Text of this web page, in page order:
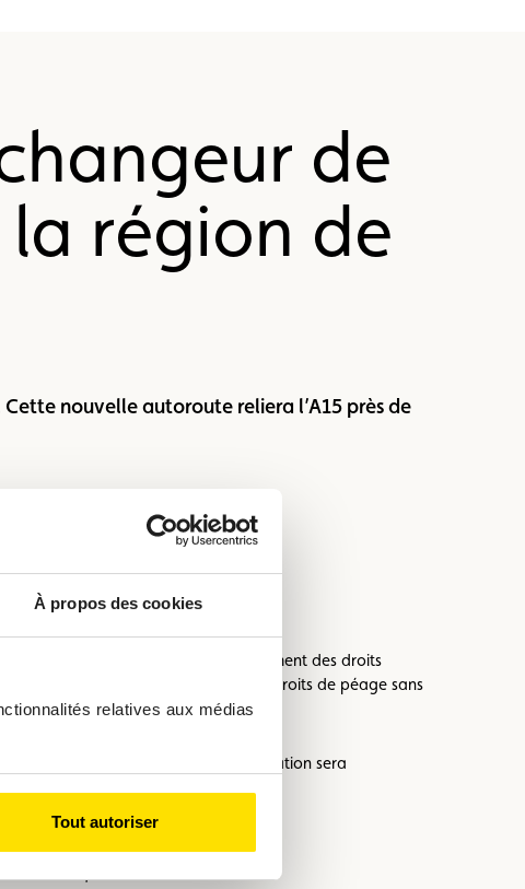
À propos des cookies
relatives aux médias
Tout autoriser
de
région de
nouvelle autoroute reliera l’A15 près de
certains pays pour faciliter le paiement des droits
et un paiement automatiques des droits de péage sans
photo de votre plaque d’immatriculation sera
votre trajet en toute simplicité.